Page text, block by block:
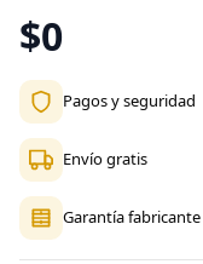
$0
Pagos y seguridad
Envío gratis
Garantía fabricante